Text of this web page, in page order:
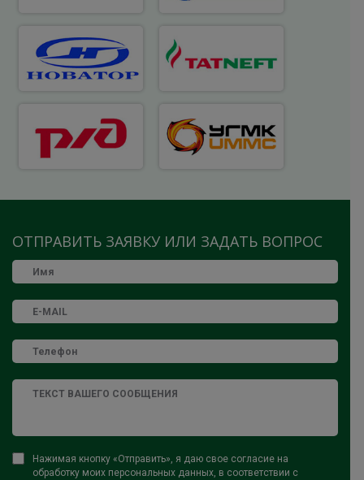
ОТПРАВИТЬ ЗАЯВКУ ИЛИ ЗАДАТЬ ВОПРОС
Нажимая кнопку «Отправить», я даю свое согласие на
обработку моих персональных данных, в соответствии с